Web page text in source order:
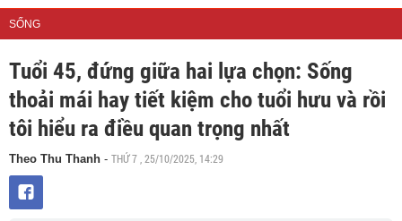
SỐNG
Tuổi 45, đứng giữa hai lựa chọn: Sống
thoải mái hay tiết kiệm cho tuổi hưu và rồi
tôi hiểu ra điều quan trọng nhất
Theo Thu Thanh - THỨ 7 , 25/10/2025, 14:29